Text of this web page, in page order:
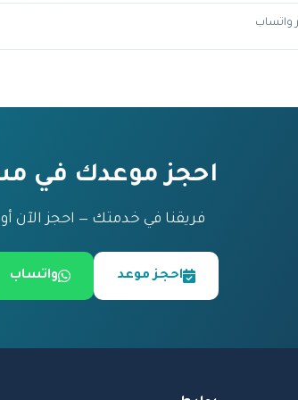
احجز موعدك في
فريقنا في خدمتك — احجز الآن
احجز موعد واتساب